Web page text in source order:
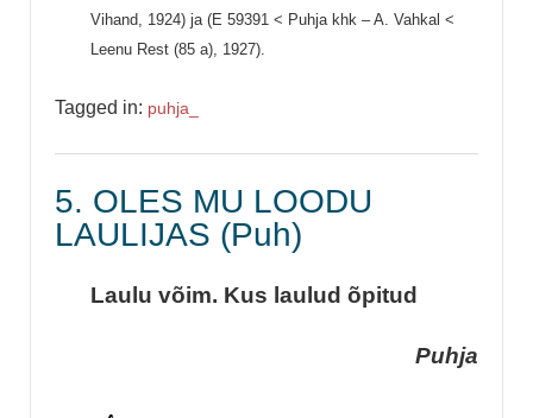
Vihand, 1924) ja (E 59391 < Puhja khk – A. Vahkal <
Leenu Rest (85 a), 1927).
Tagged in: puhja_
5. OLES MU LOODU
LAULIJAS (Puh)
Laulu võim. Kus laulud õpitud
Puhja